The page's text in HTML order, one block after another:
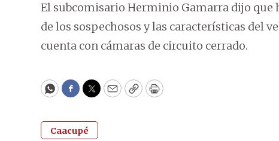
El subcomisario Herminio Gamarra dijo que
de los sospechosos y las características del
cuenta con cámaras de circuito cerrado.
WhatsApp
Facebook
Twitter
EmailCopyPrint
Caacupé